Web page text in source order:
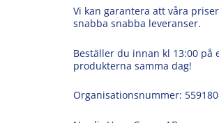
Vi kan garantera att våra
snabba snabba leveranser.
Beställer du innan kl 13:00 på
produkterna samma dag!
Organisationsnummer: